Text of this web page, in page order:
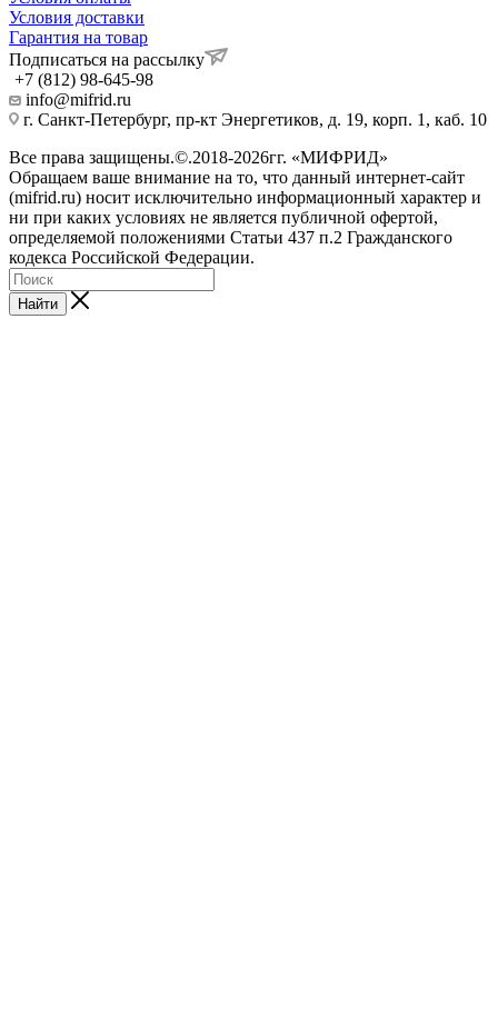
Условия доставки
Гарантия на товар
Подписаться на рассылку
+7 (812) 98-645-98
info@mifrid.ru
г. Санкт-Петербург, пр-кт Энергетиков, д. 19, корп. 1, каб. 10
Все права защищены.©.2018-2026гг. «МИФРИД»
Обращаем ваше внимание на то, что данный интернет-сайт
(mifrid.ru) носит исключительно информационный характер и
ни при каких условиях не является публичной офертой,
определяемой положениями Статьи 437 п.2 Гражданского
кодекса Российской Федерации.
Найти